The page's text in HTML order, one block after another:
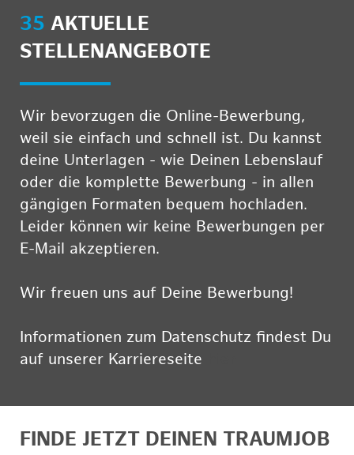
35 AKTUELLE
STELLENANGEBOTE
Wir bevorzugen die Online-Bewerbung,
weil sie einfach und schnell ist. Du kannst
deine Unterlagen - wie Deinen Lebenslauf
oder die komplette Bewerbung - in allen
gängigen Formaten bequem hochladen.
Leider können wir keine Bewerbungen per
E-Mail akzeptieren.
Wir freuen uns auf Deine Bewerbung!
Informationen zum Datenschutz findest Du
auf unserer Karriereseite
FINDE JETZT DEINEN TRAUMJOB